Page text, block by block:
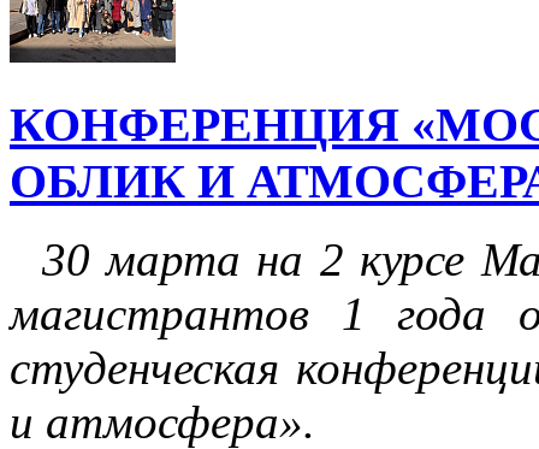
КОНФЕРЕНЦИЯ
ОБЛИК И
30 марта на 2 курсе
магистрантов 1 года
студенческая
и атмосфера».